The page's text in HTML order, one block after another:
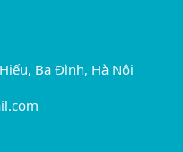
Ba Đình, Hà Nội